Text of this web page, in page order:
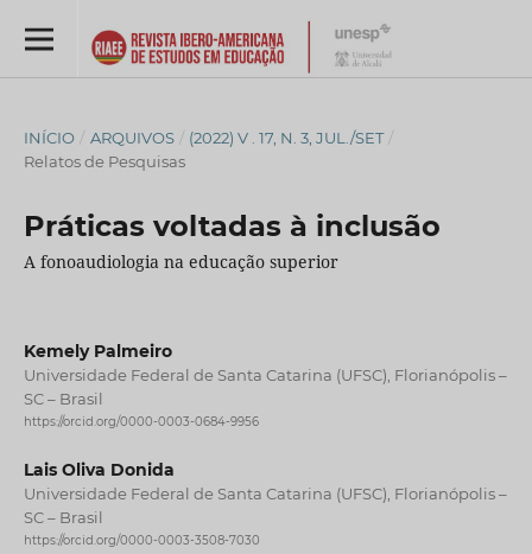
INÍCIO / ARQUIVOS / (2022) V . 17, N. 3, JUL./SET /
Relatos de Pesquisas
Práticas voltadas à inclusão
A fonoaudiologia na educação superior
Kemely Palmeiro
Universidade Federal de Santa Catarina (UFSC), Florianópolis –
SC – Brasil
https://orcid.org/0000-0003-0684-9956
Lais Oliva Donida
Universidade Federal de Santa Catarina (UFSC), Florianópolis –
SC – Brasil
https://orcid.org/0000-0003-3508-7030